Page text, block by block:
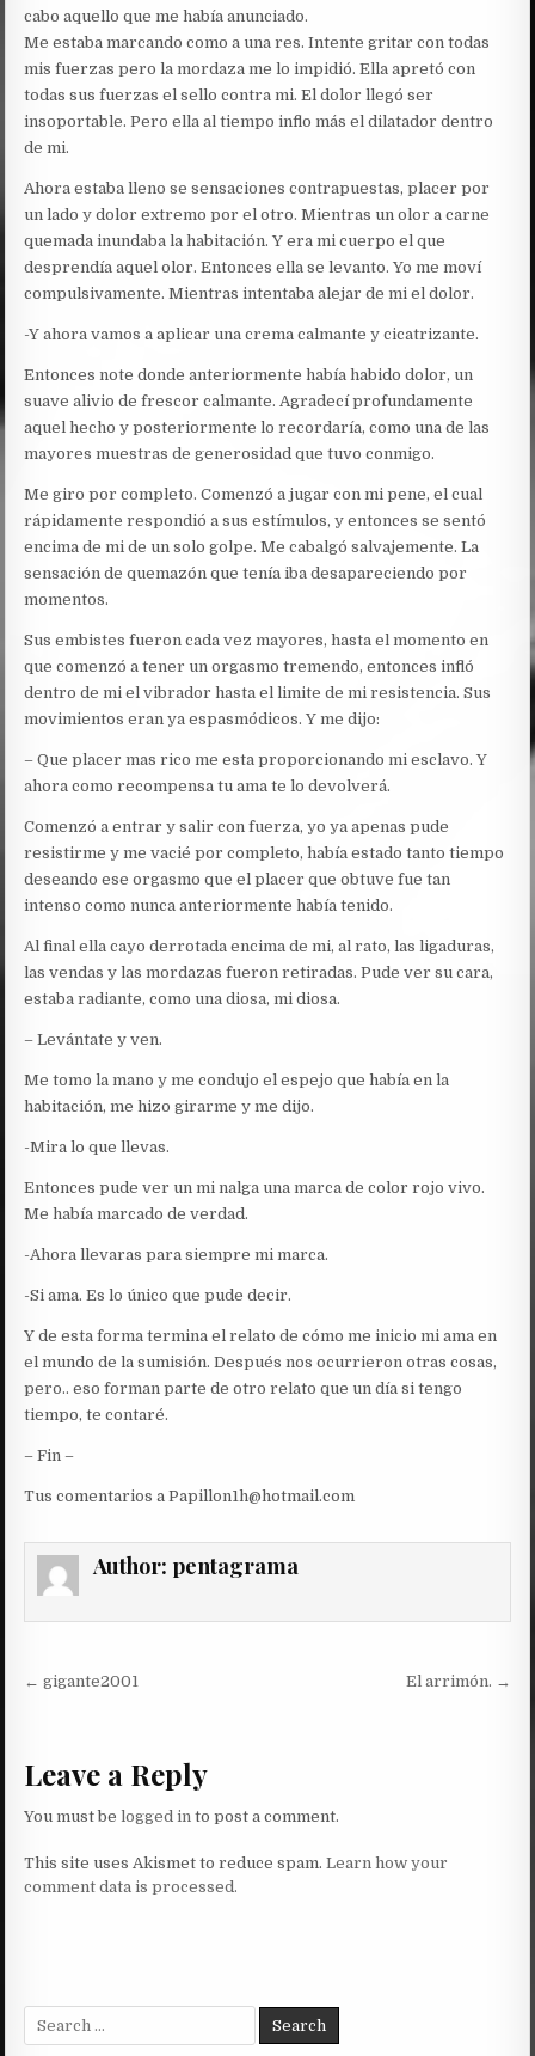
cabo aquello que me había anunciado.
Me estaba marcando como a una res. Intente gritar con todas
mis fuerzas pero la mordaza me lo impidió. Ella apretó con
todas sus fuerzas el sello contra mi. El dolor llegó ser
insoportable. Pero ella al tiempo inflo más el dilatador dentro
de mi.
Ahora estaba lleno se sensaciones contrapuestas, placer por
un lado y dolor extremo por el otro. Mientras un olor a carne
quemada inundaba la habitación. Y era mi cuerpo el que
desprendía aquel olor. Entonces ella se levanto. Yo me moví
compulsivamente. Mientras intentaba alejar de mi el dolor.
-Y ahora vamos a aplicar una crema calmante y cicatrizante.
Entonces note donde anteriormente había habido dolor, un
suave alivio de frescor calmante. Agradecí profundamente
aquel hecho y posteriormente lo recordaría, como una de las
mayores muestras de generosidad que tuvo conmigo.
Me giro por completo. Comenzó a jugar con mi pene, el cual
rápidamente respondió a sus estímulos, y entonces se sentó
encima de mi de un solo golpe. Me cabalgó salvajemente. La
sensación de quemazón que tenía iba desapareciendo por
momentos.
Sus embistes fueron cada vez mayores, hasta el momento en
que comenzó a tener un orgasmo tremendo, entonces infló
dentro de mi el vibrador hasta el limite de mi resistencia. Sus
movimientos eran ya espasmódicos. Y me dijo:
– Que placer mas rico me esta proporcionando mi esclavo. Y
ahora como recompensa tu ama te lo devolverá.
Comenzó a entrar y salir con fuerza, yo ya apenas pude
resistirme y me vacié por completo, había estado tanto tiempo
deseando ese orgasmo que el placer que obtuve fue tan
intenso como nunca anteriormente había tenido.
Al final ella cayo derrotada encima de mi, al rato, las ligaduras,
las vendas y las mordazas fueron retiradas. Pude ver su cara,
estaba radiante, como una diosa, mi diosa.
– Levántate y ven.
Me tomo la mano y me condujo el espejo que había en la
habitación, me hizo girarme y me dijo.
-Mira lo que llevas.
Entonces pude ver un mi nalga una marca de color rojo vivo.
Me había marcado de verdad.
-Ahora llevaras para siempre mi marca.
-Si ama. Es lo único que pude decir.
Y de esta forma termina el relato de cómo me inicio mi ama en
el mundo de la sumisión. Después nos ocurrieron otras cosas,
pero.. eso forman parte de otro relato que un día si tengo
tiempo, te contaré.
– Fin –
Tus comentarios a Papillon1h@hotmail.com
Author: pentagrama
Post
← gigante2001 El arrimón. →
Leave a Reply
You must belogged in to post a comment.
This site uses Akismet to reduce spam.Learn how your
comment data is processed.
Search
for: